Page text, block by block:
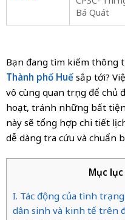
Bá Quát
Bạn đang tìm kiếm thông
Thành phố Huế sắp tới?
vô cùng quan trọng để chủ
hoạt, tránh những bất
này sẽ tổng hợp chi tiết
dễ dàng tra cứu và chuẩn
Mục
I. Tác động của tình
dân sinh và kinh tế trên